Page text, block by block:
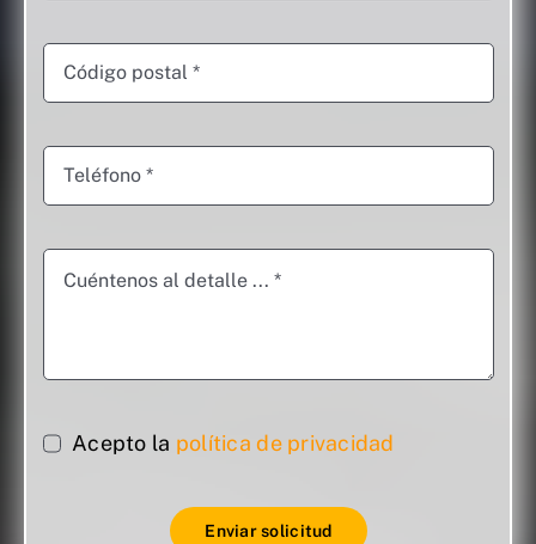
Acepto la política de privacidad
Enviar solicitud